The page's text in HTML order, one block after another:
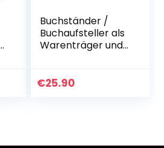
Buchständer /
Buchaufsteller als
Warenträger und
original PLEXIGLAS
€25.90